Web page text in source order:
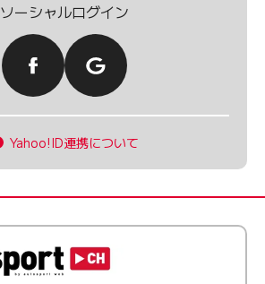
ソーシャルログイン
Yahoo!ID連携について